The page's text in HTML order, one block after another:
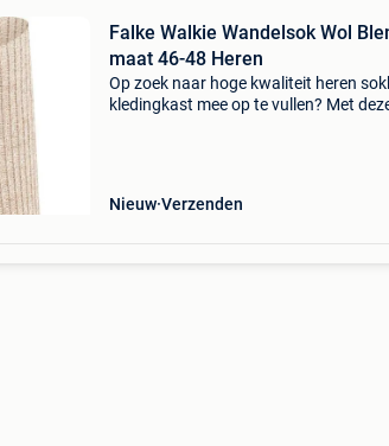
Falke Walkie Wandelsok Wol
maat 46-48 Heren
Op zoek naar hoge kwaliteit heren
kledingkast mee op te vullen? Met
Nieuw Verzenden